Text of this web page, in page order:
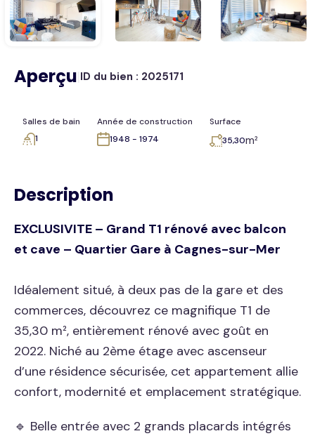
Aperçu ID du bien : 2025171
Salles de bain
1
Année de construction
1948 - 1974
Surface
35,30m²
Description
EXCLUSIVITE – Grand T1 rénové avec balcon
et cave – Quartier Gare à Cagnes-sur-Mer
Idéalement situé, à deux pas de la gare et des
commerces, découvrez ce magnifique T1 de
35,30 m², entièrement rénové avec goût en
2022. Niché au 2ème étage avec ascenseur
d’une résidence sécurisée, cet appartement allie
confort, modernité et emplacement stratégique.
🔹 Belle entrée avec 2 grands placards intégrés